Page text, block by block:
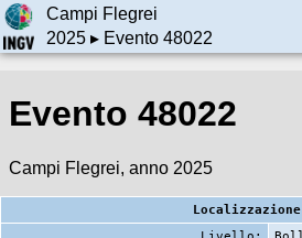
Campi Flegrei
2025▸ Evento 48022
Evento 48022
Campi Flegrei, anno 2025
Localizzazione